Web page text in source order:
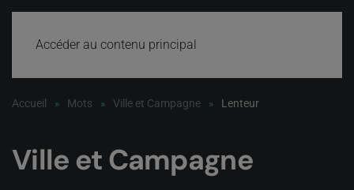
Accéder au contenu principal
Accueil Mots Ville et Campagne Lenteur
Ville et Campagne